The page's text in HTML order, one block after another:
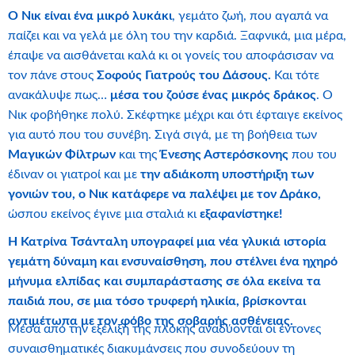
Ο Νικ είναι ένα μικρό λυκάκι, γεμάτο ζωή, που αγαπά να
παίζει και να γελά με όλη του την καρδιά. Ξαφνικά, μια μέρα,
έπαψε να αισθάνεται καλά κι οι γονείς του αποφάσισαν να
τον πάνε στους Σοφούς Γιατρούς του Δάσους. Και τότε
ανακάλυψε πως… μέσα του ζούσε ένας μικρός δράκος. Ο
Νικ φοβήθηκε πολύ. Σκέφτηκε μέχρι και ότι έφταιγε εκείνος
για αυτό που του συνέβη. Σιγά σιγά, με τη βοήθεια των
Μαγικών Φίλτρων και τηςΈνεσης Αστερόσκονης που του
έδιναν οι γιατροί και με την αδιάκοπη υποστήριξη των
γονιών του, ο Νικ κατάφερε να παλέψει με τον Δράκο,
ώσπου εκείνος έγινε μια σταλιά κιεξαφανίστηκε!
Η Κατρίνα Τσάνταλη υπογραφεί μια νέα γλυκιά ιστορία
γεμάτη δύναμη και ενσυναίσθηση, που στέλνει ένα ηχηρό
μήνυμα ελπίδας και συμπαράστασης σε όλα εκείνα τα
παιδιά που, σε μια τόσο τρυφερή ηλικία, βρίσκονται
αντιμέτωπα με τον φόβο της σοβαρής ασθένειας.
Μέσα από την εξέλιξη της πλοκής αναδύονται οι έντονες
συναισθηματικές διακυμάνσεις που συνοδεύουν τη